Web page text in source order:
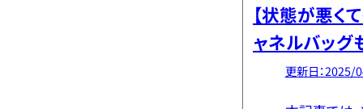
【状態が悪く
ャネルバッグ
の真実更新日：2025/